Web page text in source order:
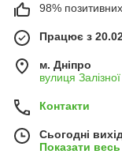
98% позитивних
Працює з
м. Дніпро
вулиця
Контакти
Сьогодні
Показати